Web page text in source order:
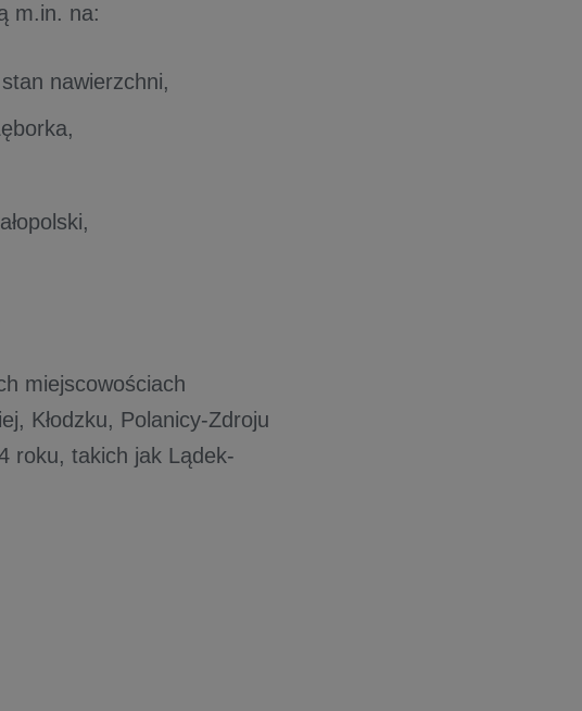
m.in. na:
nawierzchni,
miejscowościach
Kłodzku, Polanicy-Zdroju
roku, takich jak Lądek-